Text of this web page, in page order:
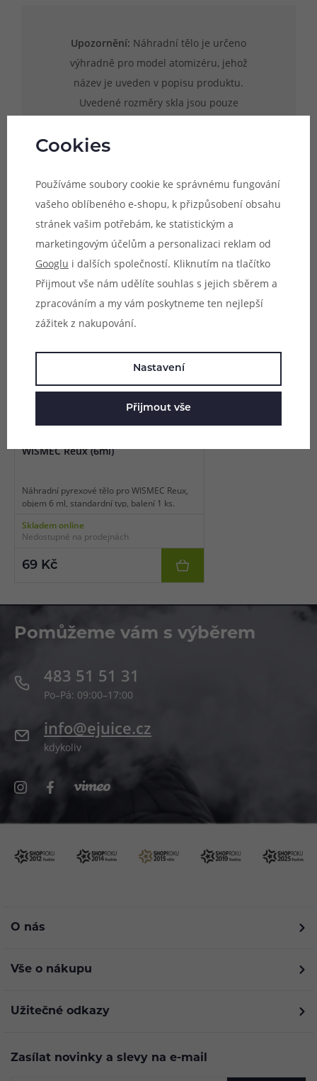
Upozornění: Náhradní tělo je určeno
výhradně pro model atomizéru, jehož
název je uveden v popisu produktu.
Uvedené rozměry skla jsou pouze
jinými modely atomizérů, byť se mohou
Parametry
Hodnocení (0)
Zeptejte se (0)
Mohlo by se vám líbit
WISMEC Reux (6ml)
Náhradní pyrexové tělo pro WISMEC Reux,
objem 6 ml, standardní typ, balení 1 ks.
Skladem online
Nedostupné na prodejnách
69 Kč
Pomůžeme vám s výběrem
483 51 51 31
Po–Pá: 09:00–17:00
info@ejuice.cz
kdykoliv
O nás
Vše o nákupu
Užitečné odkazy
Zasílat novinky a slevy na e-mail
Cookies
Používáme soubory cookie ke správnému fungování
vašeho oblíbeného e-shopu, k přizpůsobení obsahu
stránek vašim potřebám, ke statistickým a
marketingovým účelům a personalizaci reklam od
Googlu i dalších společností. Kliknutím na tlačítko
Přijmout vše nám udělíte souhlas s jejich sběrem a
zpracováním a my vám poskytneme ten nejlepší
zážitek z nakupování.
Nastavení
Přijmout vše